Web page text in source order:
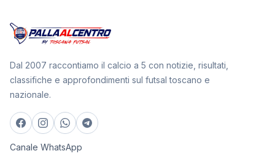
Dal 2007 raccontiamo il calcio a 5 con notizie, risultati,
classifiche e approfondimenti sul futsal toscano e
nazionale.
Canale WhatsApp